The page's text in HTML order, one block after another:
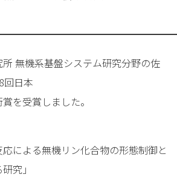
無機系基盤システム研究分野の佐
回日本
を受賞しました。
応による無機リン化合物の形態制御と
究」